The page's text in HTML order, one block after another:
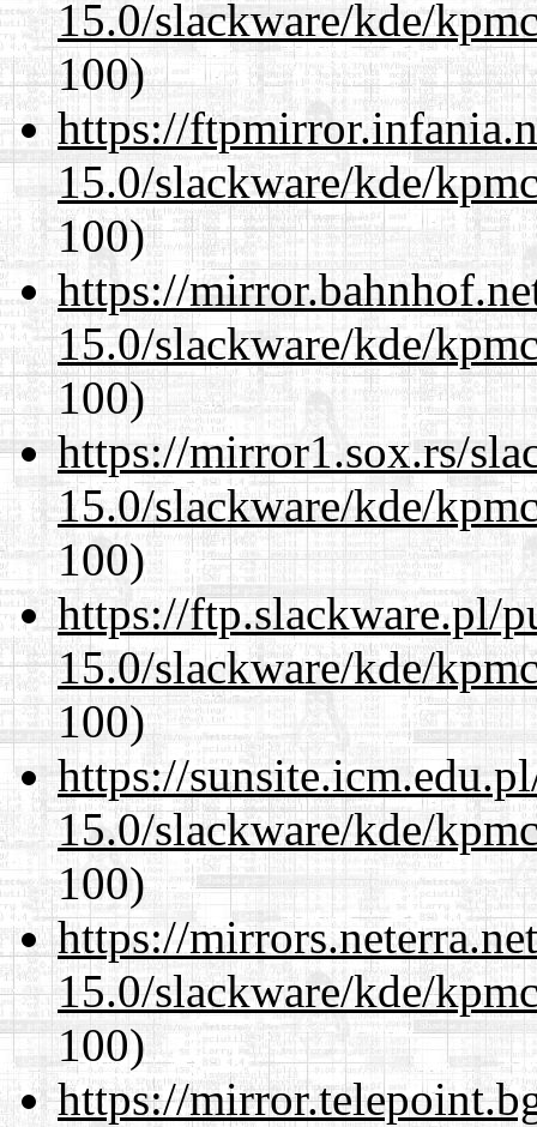
15.0/slackware/kde/
100)
https://
15.0/slackware/kde/
100)
https://
15.0/slackware/kde/
100)
https://mirror1.sox.rs/
15.0/slackware/kde/
100)
https://ftp.slackware.pl/
15.0/slackware/kde/
100)
https://
15.0/slackware/kde/
100)
https://
15.0/slackware/kde/
100)
https://